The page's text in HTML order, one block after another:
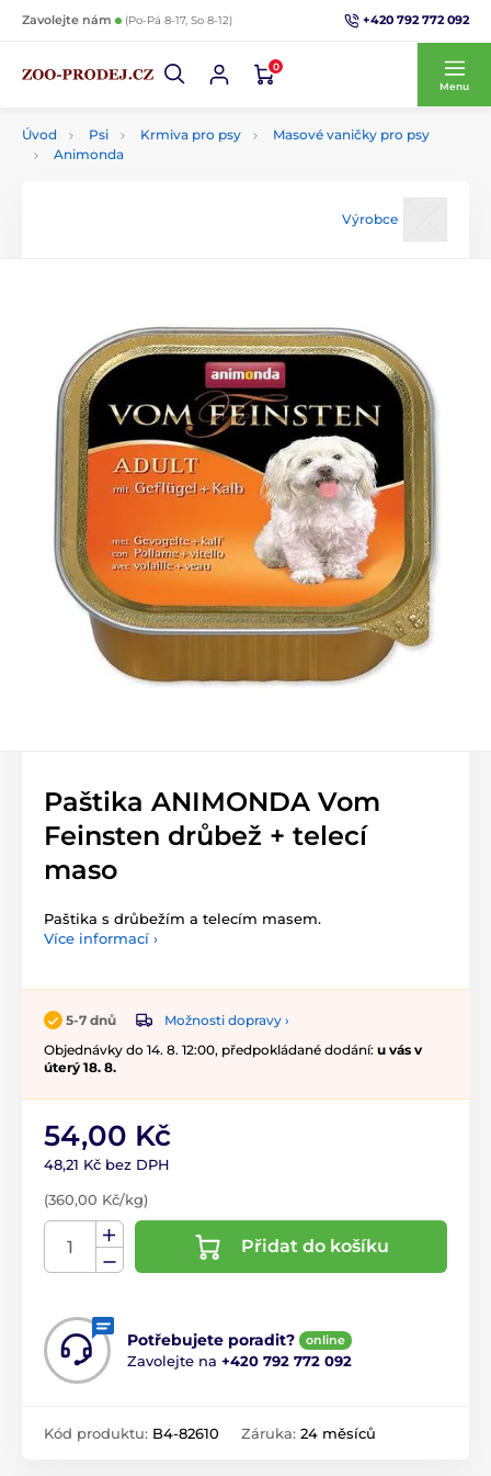
Zavolejte nám (Po-Pá 8-17, So 8-12) +420 792 772 092
0
Menu
Úvod Psi Krmiva pro psy
Masové vaničky pro psy
Animonda
Výrobce
Paštika ANIMONDA Vom
Feinsten drůbež + telecí
maso
Paštika s drůbežím a telecím masem.
Více informací ›
5-7 dnů
Možnosti dopravy ›
Objednávky do 14. 8. 12:00, předpokládané dodání: u vás v
úterý 18. 8.
54,00 Kč
48,21 Kč bez DPH
(360,00 Kč/kg)
Přidat do košíku
Potřebujete poradit? online
Zavolejte na +420 792 772 092
Kód produktu: B4-82610 Záruka: 24 měsíců